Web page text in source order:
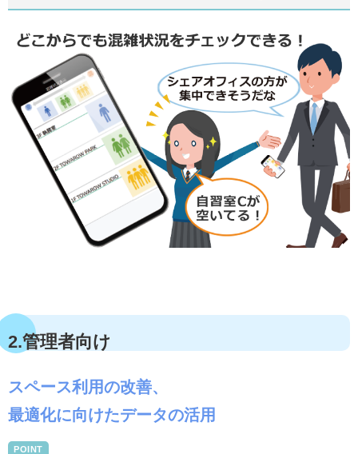
2.管理者向け
スペース利用の改善、
最適化に向けたデータの活用